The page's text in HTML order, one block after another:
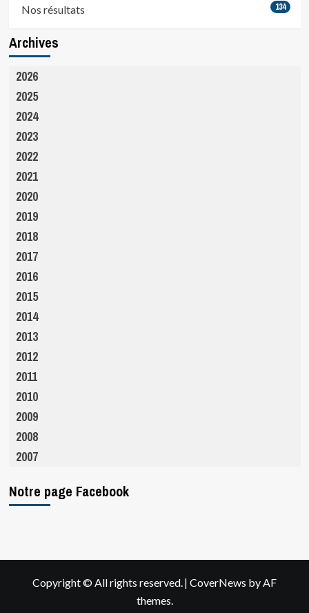
Nos résultats 134
Archives
2026
2025
2024
2023
2022
2021
2020
2019
2018
2017
2016
2015
2014
2013
2012
2011
2010
2009
2008
2007
Notre page Facebook
Copyright © All rights reserved.| CoverNews by AF
themes.